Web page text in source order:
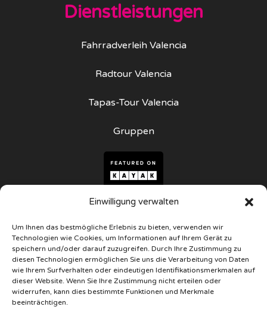
Einwilligung verwalten
Um Ihnen das bestmögliche Erlebnis zu bieten, verwenden wir
Technologien wie Cookies, um Informationen auf Ihrem Gerät zu
speichern und/oder darauf zuzugreifen. Durch Ihre Zustimmung zu
diesen Technologien ermöglichen Sie uns die Verarbeitung von Daten
wie Ihrem Surfverhalten oder eindeutigen Identifikationsmerkmalen auf
dieser Website. Wenn Sie Ihre Zustimmung nicht erteilen oder
widerrufen, kann dies bestimmte Funktionen und Merkmale
beeinträchtigen.
Dienstleistungen
Fahrradverleih Valencia
Radtour Valencia
Tapas-Tour Valencia
Gruppen
Kontakt
Unsere Geschäfte
Telefon